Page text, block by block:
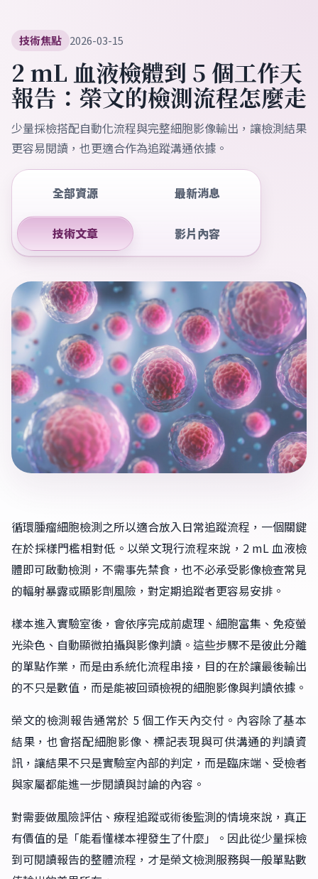
技術焦點 2026-03-15
2 mL 血液檢體到 5 個工作天
報告：榮文的檢測流程怎麼走
少量採檢搭配自動化流程與完整細胞影像輸出，讓檢測結果
更容易閱讀，也更適合作為追蹤溝通依據。
全部資源 最新消息
技術文章 影片內容
循環腫瘤細胞檢測之所以適合放入日常追蹤流程，一個關鍵
在於採樣門檻相對低。以榮文現行流程來說，2 mL 血液檢
體即可啟動檢測，不需事先禁食，也不必承受影像檢查常見
的輻射暴露或顯影劑風險，對定期追蹤者更容易安排。
樣本進入實驗室後，會依序完成前處理、細胞富集、免疫螢
光染色、自動顯微拍攝與影像判讀。這些步驟不是彼此分離
的單點作業，而是由系統化流程串接，目的在於讓最後輸出
的不只是數值，而是能被回頭檢視的細胞影像與判讀依據。
榮文的檢測報告通常於 5 個工作天內交付。內容除了基本
結果，也會搭配細胞影像、標記表現與可供溝通的判讀資
訊，讓結果不只是實驗室內部的判定，而是臨床端、受檢者
與家屬都能進一步閱讀與討論的內容。
對需要做風險評估、療程追蹤或術後監測的情境來說，真正
有價值的是「能看懂樣本裡發生了什麼」。因此從少量採檢
到可閱讀報告的整體流程，才是榮文檢測服務與一般單點數